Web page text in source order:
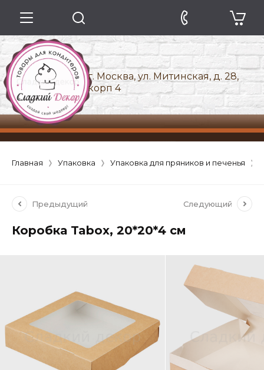
г. Москва, ул. Митинская, д. 28,
корп 4
Главная Упаковка Упаковка для пряников и печенья
Предыдущий Следующий
Коробка Tabox, 20*20*4 см